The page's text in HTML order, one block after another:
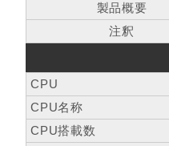
製品概要
注釈
CPU
CPU名称
CPU搭載数